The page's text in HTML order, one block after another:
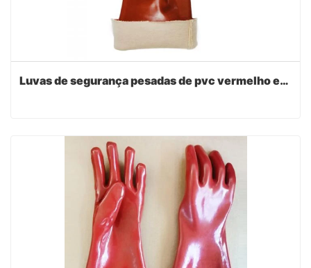
Luvas de segurança pesadas de pvc vermelho escuro 30cm